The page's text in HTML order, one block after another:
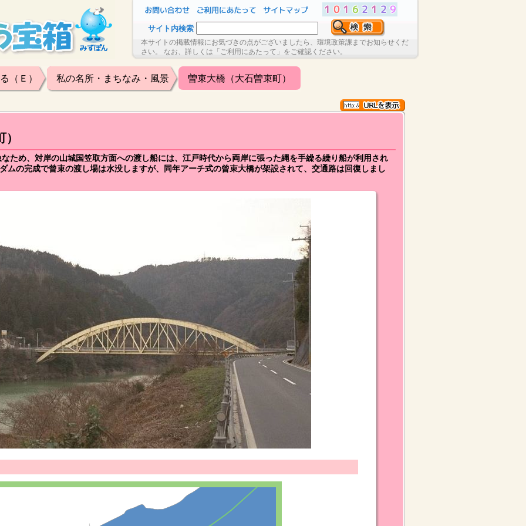
サイト内検索
本サイトの掲載情報にお気づきの点がございましたら、環境政策課までお知らせくだ
さい。 なお、詳しくは「ご利用にあたって」をご確認ください。
（Ｅ） 私の名所・まちなみ・風景 曽束大橋（大石曽束町）
ため、対岸の山城国笠取方面への渡し船には、江戸時代から両岸に張った縄を手繰る繰り船が利用され
ムの完成で曾束の渡し場は水没しますが、同年アーチ式の曾束大橋が架設されて、交通路は回復しまし